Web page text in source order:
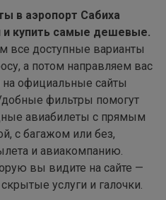
в аэропорт Сабиха
и купить самые дешевые.
все доступные варианты
а потом направляем вас
на официальные сайты
фильтры помогут
авиабилеты с прямым
с багажом или без,
и авиакомпанию.
вы видите на сайте —
услуги и галочки.